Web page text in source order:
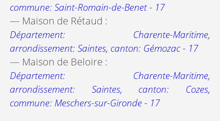
commune: Saint-Romain-de-Benet - 17
— Maison de Rétaud :
Département: Charente-Maritime,
arrondissement: Saintes, canton: Gémozac - 17
— Maison de Beloire :
Département: Charente-Maritime,
arrondissement: Saintes, canton: Cozes,
commune: Meschers-sur-Gironde - 17